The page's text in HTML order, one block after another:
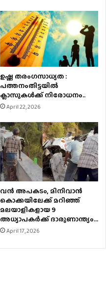
ഉഷ്ണ തരംഗസാധ്യത :
പത്തനംതിട്ടയില്‍
ക്ലാസുകള്‍ക്ക് നിരോധനം..
April 22, 2026
വൻ അപകടം, മിനിവാൻ
കൊക്കയിലേക്ക് മറിഞ്ഞ്
മലയാളികളായ 9
അധ്യാപകർക്ക് ദാരുണാന്ത്യം…
April 17, 2026